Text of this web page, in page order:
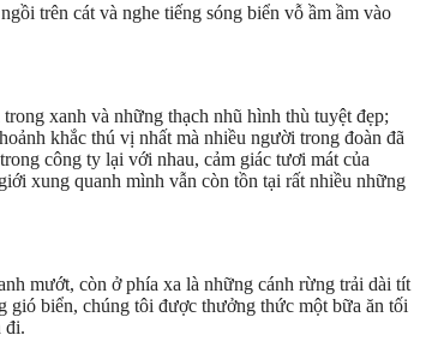
trên cát và nghe tiếng sóng biển vỗ ầm ầm vào
xanh và những thạch nhũ hình thù tuyệt đẹp;
khắc thú vị nhất mà nhiều người trong đoàn đã
công ty lại với nhau, cảm giác tươi mát của
xung quanh mình vẫn còn tồn tại rất nhiều những
mướt, còn ở phía xa là những cánh rừng trải dài tít
gió biển, chúng tôi được thưởng thức một bữa ăn tối
đi.